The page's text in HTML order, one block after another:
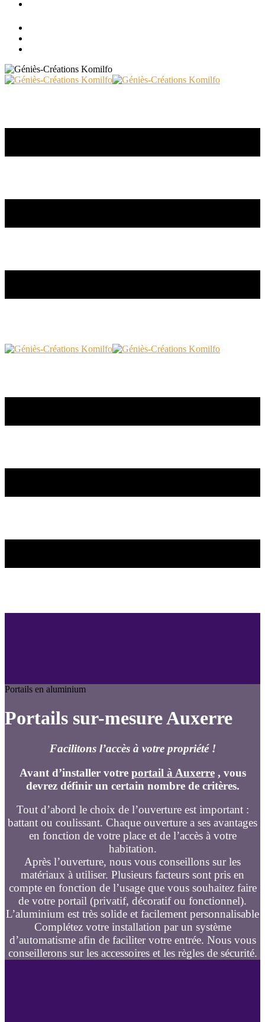
Portails en aluminium
Portails sur-mesure Auxerre
Facilitons l’accès à votre propriété !
Avant d’installer votre portail à Auxerre, vous
devrez définir un certain nombre de critères.
Tout d’abord le choix de l’ouverture est important :
battant ou coulissant. Chaque ouverture a ses avantages
en fonction de votre place et de l’accès à votre
habitation.
Après l’ouverture, nous vous conseillons sur les
matériaux à utiliser. Plusieurs facteurs sont pris en
compte en fonction de l’usage que vous souhaitez faire
de votre portail (privatif, décoratif ou fonctionnel).
L’aluminium est très solide et facilement personnalisable
Complétez votre installation par un système
d’automatisme afin de faciliter votre entrée. Nous vous
conseillerons sur les accessoires et les règles de sécurité.